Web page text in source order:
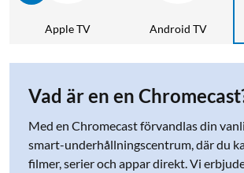
Apple TV Android TV
Vad är en en
Med en Chromecast förvandlas din
smart-underhållningscentrum, där du
filmer, serier och appar direkt. Vi